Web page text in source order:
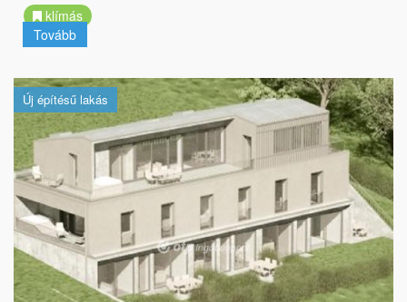
klímás
Tovább
Új építésű lakás